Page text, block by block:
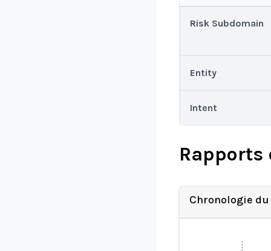
Risk Subdomain
Entity
Intent
Chronologie